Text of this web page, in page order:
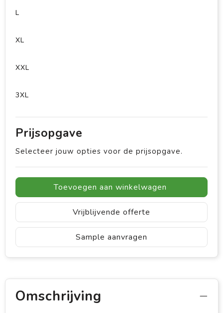
L
XL
XXL
3XL
Prijsopgave
Selecteer jouw opties voor de prijsopgave.
Toevoegen aan winkelwagen
Vrijblijvende offerte
Sample aanvragen
Omschrijving